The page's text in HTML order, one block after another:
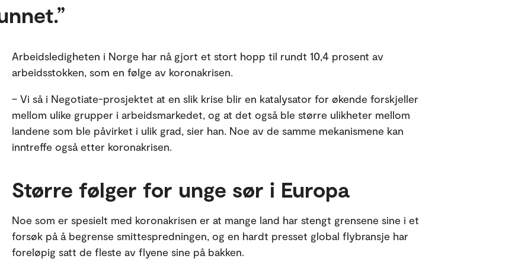
Arbeidsledigheten i Norge har nå gjort et stort hopp til rundt 10,4 prosent av
arbeidsstokken, som en følge av koronakrisen.
– Vi så i Negotiate-prosjektet at en slik krise blir en katalysator for økende forskjeller
mellom ulike grupper i arbeidsmarkedet, og at det også ble større ulikheter mellom
landene som ble påvirket i ulik grad, sier han. Noe av de samme mekanismene kan
inntreffe også etter koronakrisen.
Større følger for unge sør i Europa
Noe som er spesielt med koronakrisen er at mange land har stengt grensene sine i et
forsøk på å begrense smittespredningen, og en hardt presset global flybransje har
foreløpig satt de fleste av flyene sine på bakken.